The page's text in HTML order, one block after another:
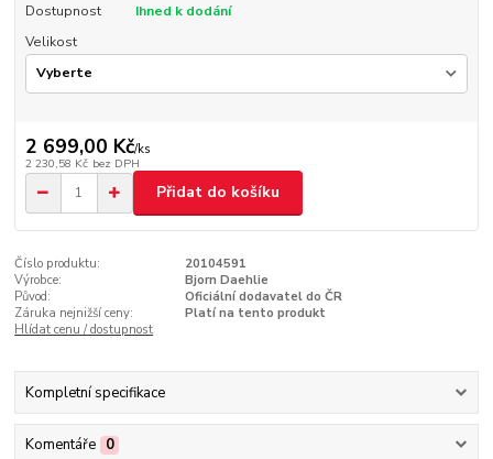
Dostupnost
Ihned k dodání
Velikost
2 699,00 Kč/ks
2 230,58 Kč bez DPH
Přidat do košíku
Číslo produktu:
20104591
Výrobce:
Bjorn Daehlie
Původ:
Oficiální dodavatel do ČR
Záruka nejnižší ceny:
Platí na tento produkt
Hlídat cenu / dostupnost
Kompletní specifikace
Komentáře 0